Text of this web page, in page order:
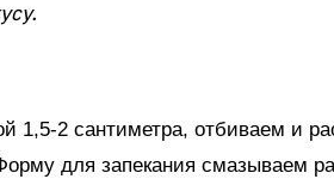
1,5-2 сантиметра, отбиваем и
для запекания смазываем